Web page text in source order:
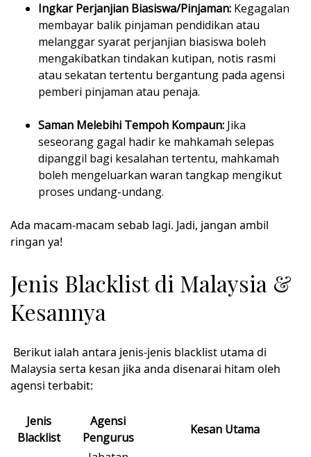
Ingkar Perjanjian Biasiswa/Pinjaman: Kegagalan
membayar balik pinjaman pendidikan atau
melanggar syarat perjanjian biasiswa boleh
mengakibatkan tindakan kutipan, notis rasmi
atau sekatan tertentu bergantung pada agensi
pemberi pinjaman atau penaja.
Saman Melebihi Tempoh Kompaun: Jika
seseorang gagal hadir ke mahkamah selepas
dipanggil bagi kesalahan tertentu, mahkamah
boleh mengeluarkan waran tangkap mengikut
proses undang-undang.
Ada macam-macam sebab lagi. Jadi, jangan ambil
ringan ya!
Jenis Blacklist di Malaysia &
Kesannya
Berikut ialah antara jenis-jenis blacklist utama di
Malaysia serta kesan jika anda disenarai hitam oleh
agensi terbabit:
Jenis
Blacklist
Agensi
Pengurus
Kesan Utama